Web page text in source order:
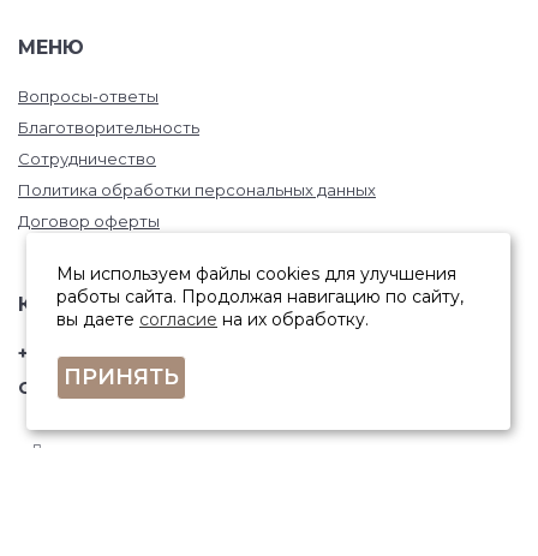
МЕНЮ
Вопросы-ответы
Благотворительность
Сотрудничество
Политика обработки персональных данных
Договор оферты
КОНТАКТЫ
+7 (846) 332-67-81
Самара, ул. Фрунзе, 145
Мы используем файлы cookies для улучшения
работы сайта. Продолжая навигацию по сайту,
вы даете согласие на их обработку.
ПРИНЯТЬ